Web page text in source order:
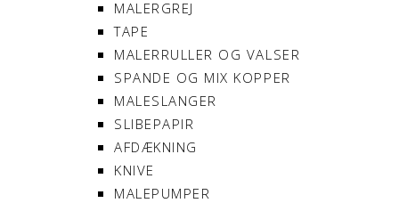
MALERGREJ
TAPE
MALERRULLER OG VALSER
SPANDE OG MIX KOPPER
MALESLANGER
SLIBEPAPIR
AFDÆKNING
KNIVE
MALEPUMPER